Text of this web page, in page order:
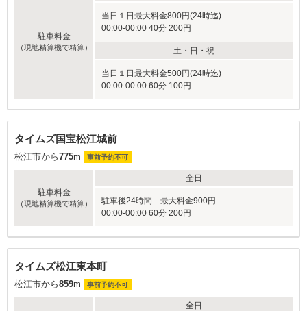
駐車料金
（現地精算機で精算）
当日１日最大料金800円(24時迄)
00:00-00:00 40分 200円
土・日・祝
当日１日最大料金500円(24時迄)
00:00-00:00 60分 100円
タイムズ国宝松江城前
松江市から775m 事前予約不可
駐車料金
（現地精算機で精算）
全日
駐車後24時間 最大料金900円
00:00-00:00 60分 200円
タイムズ松江東本町
松江市から859m 事前予約不可
全日